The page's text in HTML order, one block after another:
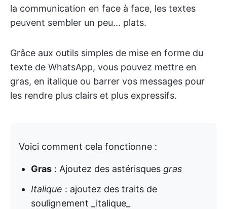
la communication en face à face, les textes
peuvent sembler un peu... plats.
Grâce aux outils simples de mise en forme du
texte de WhatsApp, vous pouvez mettre en
gras, en italique ou barrer vos messages pour
les rendre plus clairs et plus expressifs.
Voici comment cela fonctionne :
Gras : Ajoutez des astérisques gras
Italique : ajoutez des traits de
soulignement _italique_